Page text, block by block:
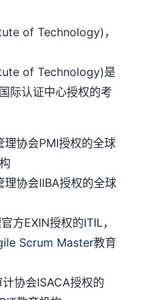
of Technology)，
of Technology)是
际认证中心授权的考
协会PMI授权的全球
协会IIBA授权的全球
方EXIN授权的ITIL，
Scrum Master教育
协会ISACA授权的